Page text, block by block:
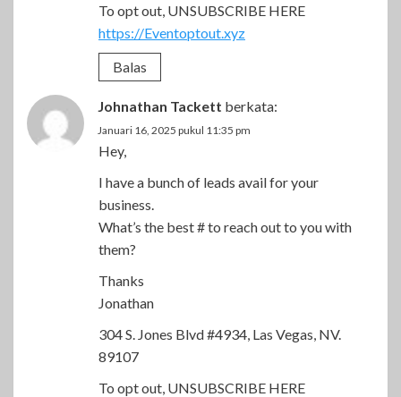
To opt out, UNSUBSCRIBE HERE
https://Eventoptout.xyz
Balas
Johnathan Tackett berkata:
Januari 16, 2025 pukul 11:35 pm
Hey,
I have a bunch of leads avail for your
business.
What’s the best # to reach out to you with
them?
Thanks
Jonathan
304 S. Jones Blvd #4934, Las Vegas, NV.
89107
To opt out, UNSUBSCRIBE HERE